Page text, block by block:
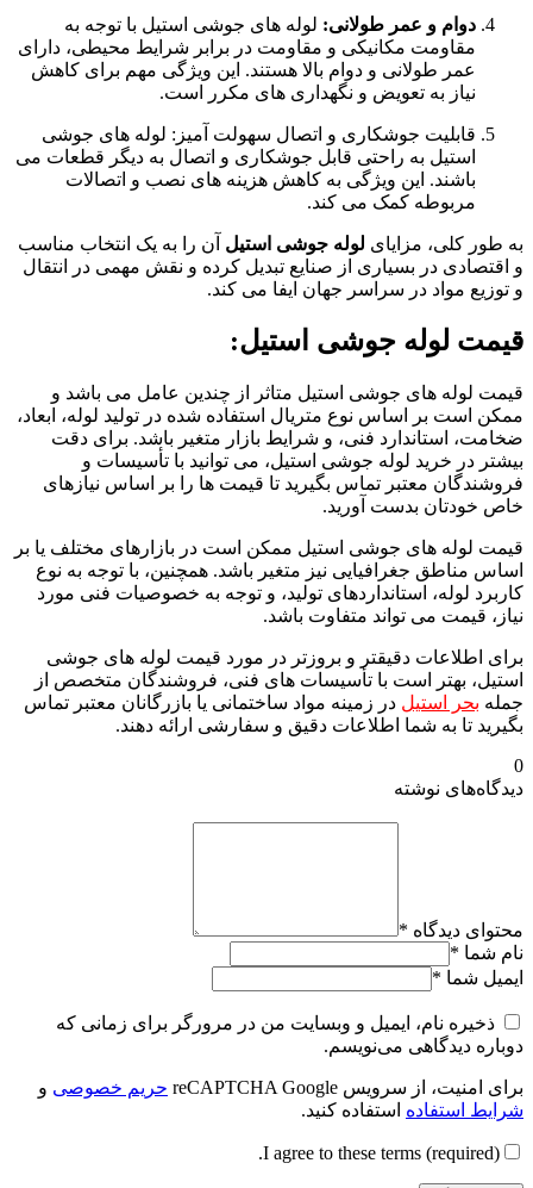
دوام و عمر طولانی: لوله های جوشی استیل با توجه به
مقاومت مکانیکی و مقاومت در برابر شرایط محیطی، دارای
عمر طولانی و دوام بالا هستند. این ویژگی مهم برای کاهش
نیاز به تعویض و نگهداری های مکرر است.
قابلیت جوشکاری و اتصال سهولت آمیز: لوله های جوشی
استیل به راحتی قابل جوشکاری و اتصال به دیگر قطعات می
باشند. این ویژگی به کاهش هزینه های نصب و اتصالات
مربوطه کمک می کند.
به طور کلی، مزایای لوله جوشی استیل آن را به یک انتخاب مناسب
و اقتصادی در بسیاری از صنایع تبدیل کرده و نقش مهمی در انتقال
و توزیع مواد در سراسر جهان ایفا می کند.
قیمت لوله جوشی استیل:
قیمت لوله های جوشی استیل متاثر از چندین عامل می باشد و
ممکن است بر اساس نوع متریال استفاده شده در تولید لوله، ابعاد،
ضخامت، استاندارد فنی، و شرایط بازار متغیر باشد. برای دقت
بیشتر در خرید لوله جوشی استیل، می توانید با تأسیسات و
فروشندگان معتبر تماس بگیرید تا قیمت ها را بر اساس نیازهای
خاص خودتان بدست آورید.
قیمت لوله های جوشی استیل ممکن است در بازارهای مختلف یا بر
اساس مناطق جغرافیایی نیز متغیر باشد. همچنین، با توجه به نوع
کاربرد لوله، استانداردهای تولید، و توجه به خصوصیات فنی مورد
نیاز، قیمت می تواند متفاوت باشد.
برای اطلاعات دقیقتر و بروزتر در مورد قیمت لوله های جوشی
استیل، بهتر است با تأسیسات های فنی، فروشندگان متخصص از
جمله بحر استیل در زمینه مواد ساختمانی یا بازرگانان معتبر تماس
بگیرید تا به شما اطلاعات دقیق و سفارشی ارائه دهند.
0
دیدگاه‌های نوشته
محتوای دیدگاه *
نام شما *
ایمیل شما *
ذخیره نام، ایمیل و وبسایت من در مرورگر برای زمانی که
دوباره دیدگاهی می‌نویسم.
برای امنیت، از سرویس reCAPTCHA Google حریم خصوصی و
شرایط استفاده استفاده کنید.
I agree to these terms (required).